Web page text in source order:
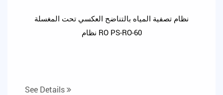
نظام تصفية المياه بالتناضح العكسي تحت المغسلة
نظام RO PS-RO-60
See Details